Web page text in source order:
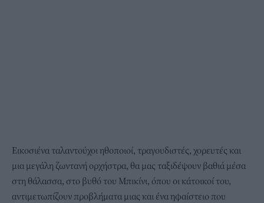
Εικοσιένα ταλαντούχοι ηθοποιοί, τραγουδιστές, χορευτές και
μια μεγάλη ζωντανή ορχήστρα, θα μας ταξιδέψουν βαθιά μέσα
στη θάλασσα, στο βυθό του Μπικίνι, όπου οι κάτοικοί του,
αντιμετωπίζουν προβλήματα μιας και ένα ηφαίστειο που